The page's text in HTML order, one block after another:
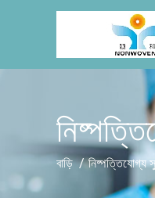
বাড়ি / নিষ্পত্তিযোগ্য